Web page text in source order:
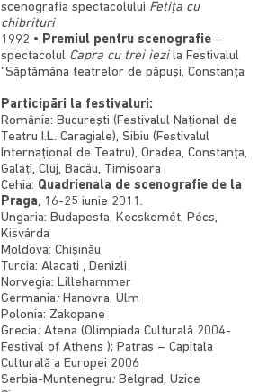
scenografia spectacolului Fetiţa cu
chibrituri
1992 • Premiul pentru scenografie –
spectacolul Capra cu trei iezila Festivalul
“Săptămâna teatrelor de păpuşi, Constanţa
Participări la festivaluri:
România: Bucureşti (Festivalul Naţional de
Teatru I.L. Caragiale), Sibiu (Festivalul
Internaţional de Teatru), Oradea, Constanţa,
Galaţi, Cluj, Bacău, Timişoara
Cehia: Quadrienala de scenografie de la
Praga, 16-25 iunie 2011.
Ungaria: Budapesta, Kecskemét, Pécs,
Kisvárda
Moldova: Chişinău
Turcia: Alacati , Denizli
Norvegia: Lillehammer
Germania:Hanovra, Ulm
Polonia: Zakopane
Grecia:Atena (Olimpiada Culturală 2004-
Festival of Athens ); Patras – Capitala
Culturală a Europei 2006
Serbia-Muntenegru:Belgrad, Uzice